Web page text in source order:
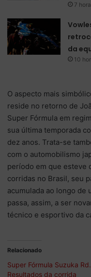
7
da
10
O aspecto mais
reside no retorno de
Super Fórmula em
sua última temporada
dez anos. Trata-se
com o automobilismo
período em que esteve
corridas no Brasil, seu
acumulada ao longo de
passa, assim, a ser
técnico e esportivo da
Relacionado
Super Fórmula Suzuka
Resultados da corrida